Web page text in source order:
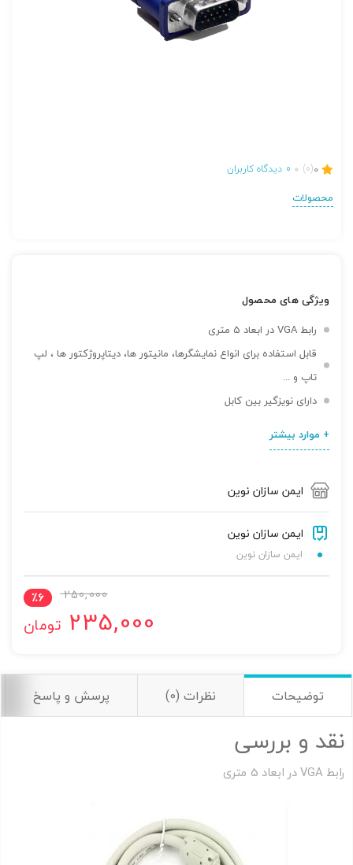
0
(0)
0 دیدگاه کاربران
محصولات
ویژگی های محصول
رابط VGA در ابعاد 5 متری
قابل استفاده برای انواع نمایشگرها، مانیتور ها، دیتاپروژکتور ها ، لپ
تاپ و ...
دارای نویزگیر بین کابل
+ موارد بیشتر
ایمن سازان نوین
ایمن سازان نوین
ایمن سازان نوین
٪6 250,000
235,000 تومان
توضیحات نظرات (0) پرسش و پاسخ
نقد و بررسی
رابط VGA در ابعاد 5 متری
ارسال به ایمیل
به من از طریق پیامک اطلاع بده
تصاویر رسمی